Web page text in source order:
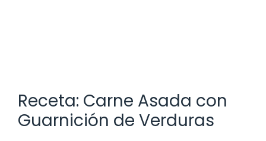
Receta: Carne Asada con
Guarnición de Verduras